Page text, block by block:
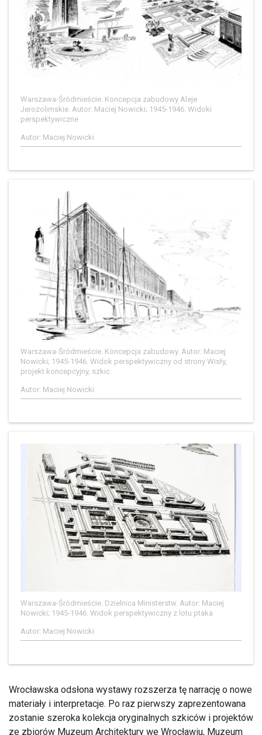
Warszawa-Śródmieście. Koncepcja zabudowy Aleje
Jerozolimskie. Autor: Maciej Nowicki; 1945-1946. Widoki
perspektywiczne
Autor: Maciej Nowicki
Warszawa-Śródmieście. Koncepcja zabudowy. Autor: Maciej
Nowicki; 1945-1946. Widok perspektywiczny od strony Wisły,
projekt koncepcyjny, szkic
Autor: Maciej Nowicki
Warszawa-Śródmieście. Dzielnica Ministerstw. Autor: Maciej
Nowicki; 1945-1946. Widok perspektywiczny z lotu ptaka
Autor: Maciej Nowicki
Wrocławska odsłona wystawy rozszerza tę narrację o nowe
materiały i interpretacje. Po raz pierwszy zaprezentowana
zostanie szeroka kolekcja oryginalnych szkiców i projektów
ze zbiorów Muzeum Architektury we Wrocławiu, Muzeum